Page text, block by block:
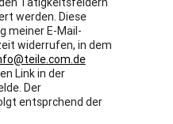
werden. Diese
meiner E-Mail-
widerrufen, in dem
Link in der
Der
entsprchend der